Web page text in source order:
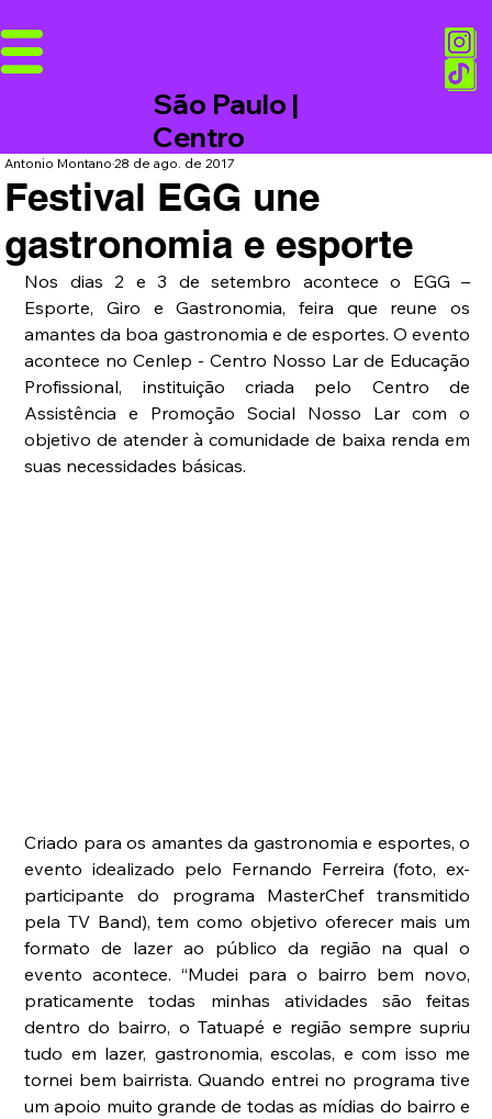
São Paulo |
Centro
Festival EGG une
gastronomia e esporte
Antonio Montano28 de ago. de 2017
Nos dias 2 e 3 de setembro acontece o EGG –
Esporte, Giro e Gastronomia, feira que reune os
amantes da boa gastronomia e de esportes. O evento
acontece no Cenlep - Centro Nosso Lar de Educação
Profissional, instituição criada pelo Centro de
Assistência e Promoção Social Nosso Lar com o
objetivo de atender à comunidade de baixa renda em
suas necessidades básicas.
Criado para os amantes da gastronomia e esportes, o
evento idealizado pelo Fernando Ferreira (foto, ex-
participante do programa MasterChef transmitido
pela TV Band), tem como objetivo oferecer mais um
formato de lazer ao público da região na qual o
evento acontece. “Mudei para o bairro bem novo,
praticamente todas minhas atividades são feitas
dentro do bairro, o Tatuapé e região sempre supriu
tudo em lazer, gastronomia, escolas, e com isso me
tornei bem bairrista. Quando entrei no programa tive
um apoio muito grande de todas as mídias do bairro e